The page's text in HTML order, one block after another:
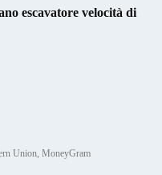
escavatore velocità di
Union, MoneyGram